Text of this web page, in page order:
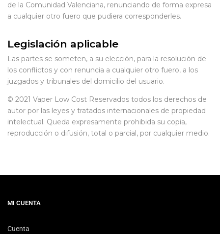
de la Comunidad Valenciana, renunciando de forma expresa
a cualquier otro fuero que pudiera corresponderles.
Legislación aplicable
Las partes se someten, a su elección, para la resolución de
los conflictos y con renuncia a cualquier otro fuero, a los
juzgados y tribunales del domicilio del usuario.
© 2021 Vaper Low Cost Reservados todos los derechos de
autor por las leyes y tratados internacionales de propiedad
intelectual. Queda expresamente prohibida su copia,
reproducción o difusión, total o parcial, por cualquier medio.
MI CUENTA
Cuenta